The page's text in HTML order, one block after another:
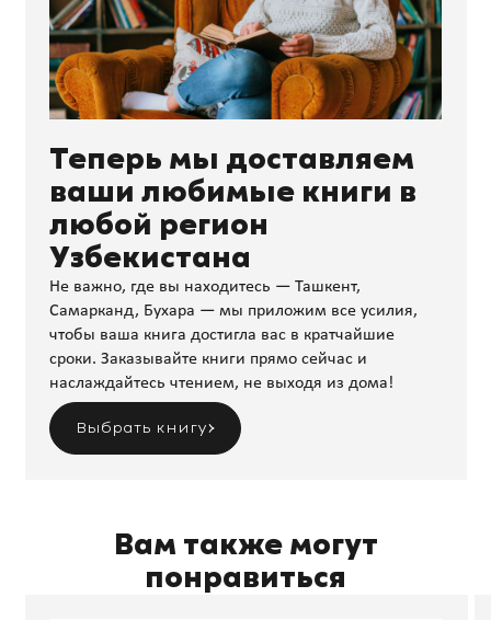
Теперь мы доставляем
ваши любимые книги в
любой регион
Узбекистана
Не важно, где вы находитесь — Ташкент,
Самарканд, Бухара — мы приложим все усилия,
чтобы ваша книга достигла вас в кратчайшие
сроки. Заказывайте книги прямо сейчас и
наслаждайтесь чтением, не выходя из дома!
Выбрать книгу
Вам также могут
понравиться